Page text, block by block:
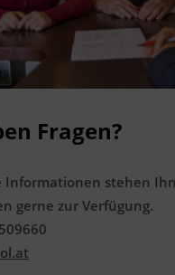
Nähere
www.mein-update.at
Fragen?
Informationen stehen
gerne zur Verfügung.